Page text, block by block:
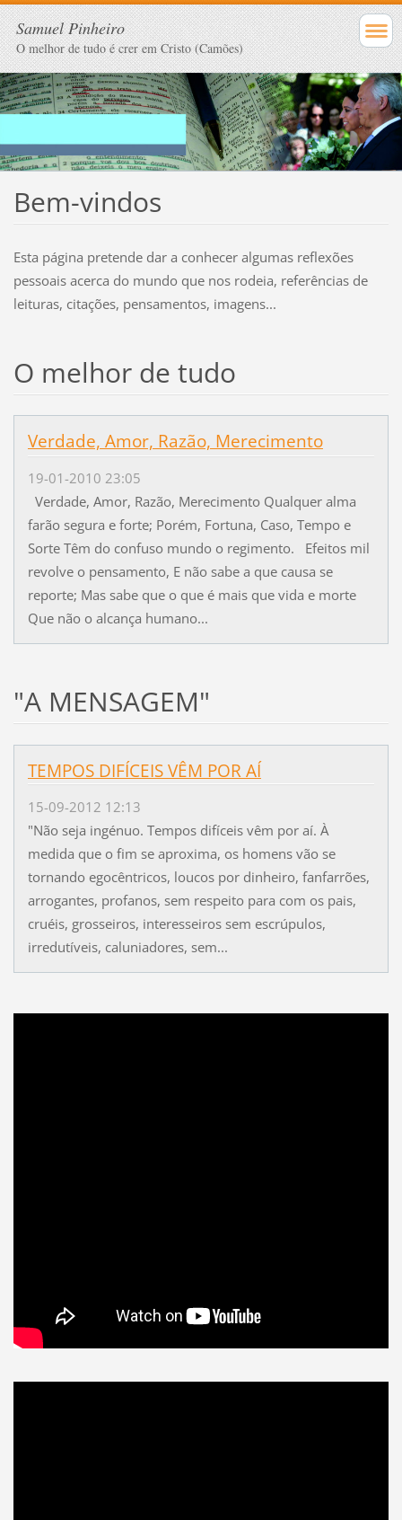
Samuel Pinheiro
O melhor de tudo é crer em Cristo (Camões)
Bem-vindos
Esta página pretende dar a conhecer algumas reflexões
pessoais acerca do mundo que nos rodeia, referências de
leituras, citações, pensamentos, imagens...
O melhor de tudo
Verdade, Amor, Razão, Merecimento
19-01-2010 23:05
Verdade, Amor, Razão, Merecimento Qualquer alma
farão segura e forte; Porém, Fortuna, Caso, Tempo e
Sorte Têm do confuso mundo o regimento. Efeitos mil
revolve o pensamento, E não sabe a que causa se
reporte; Mas sabe que o que é mais que vida e morte
Que não o alcança humano...
"A MENSAGEM"
TEMPOS DIFÍCEIS VÊM POR AÍ
15-09-2012 12:13
"Não seja ingénuo. Tempos difíceis vêm por aí. À
medida que o fim se aproxima, os homens vão se
tornando egocêntricos, loucos por dinheiro, fanfarrões,
arrogantes, profanos, sem respeito para com os pais,
cruéis, grosseiros, interesseiros sem escrúpulos,
irredutíveis, caluniadores, sem...